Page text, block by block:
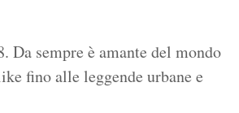
Da sempre è amante del mondo
fino alle leggende urbane e